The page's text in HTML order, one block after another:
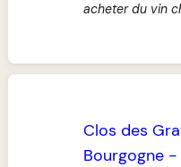
acheter du vin
Clos des
Bourgogne -